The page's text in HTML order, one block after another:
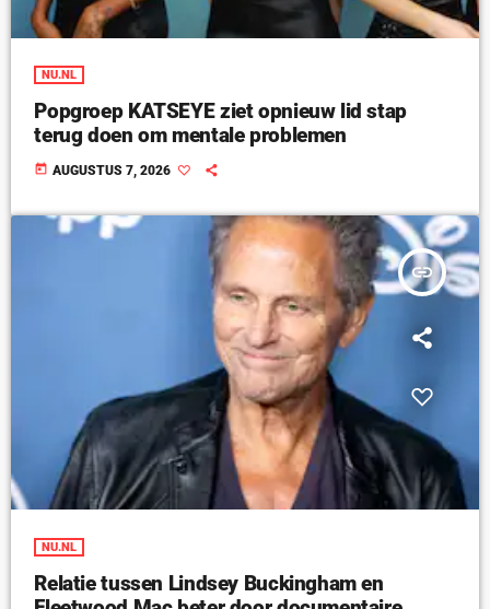
NU.NL
Popgroep KATSEYE ziet opnieuw lid stap
terug doen om mentale problemen
today AUGUSTUS 7, 2026
insert_link
NU.NL
Relatie tussen Lindsey Buckingham en